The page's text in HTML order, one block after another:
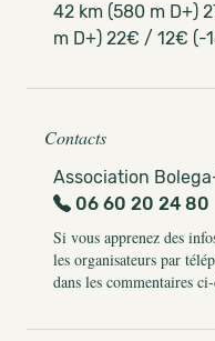
42 km (580 m D+)
m D+) 22€ / 12€ (-
Contacts
Association
06 60 20 24 80
Si vous apprenez des
les organisateurs par
dans les commentaires ci-